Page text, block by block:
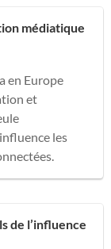
médiatique
en Europe
et
les
de l’influence